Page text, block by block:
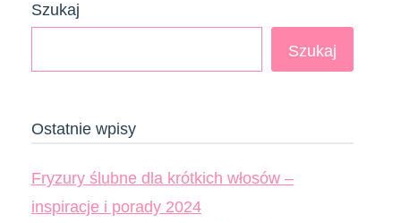
Szukaj
Szukaj
Ostatnie wpisy
Fryzury ślubne dla krótkich włosów –
inspiracje i porady 2024